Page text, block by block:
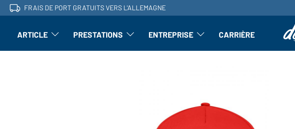
FRAIS DE PORT GRATUITS VERS L'ALLEMAGNE
ARTICLE l'article : Ouvrir le sous-menu
PRESTATIONS Perfectionnement : ouvrir le sous-menu
ENTREPRISE L'entreprise : Ouvrir le sous-menu
CARRIÈRE